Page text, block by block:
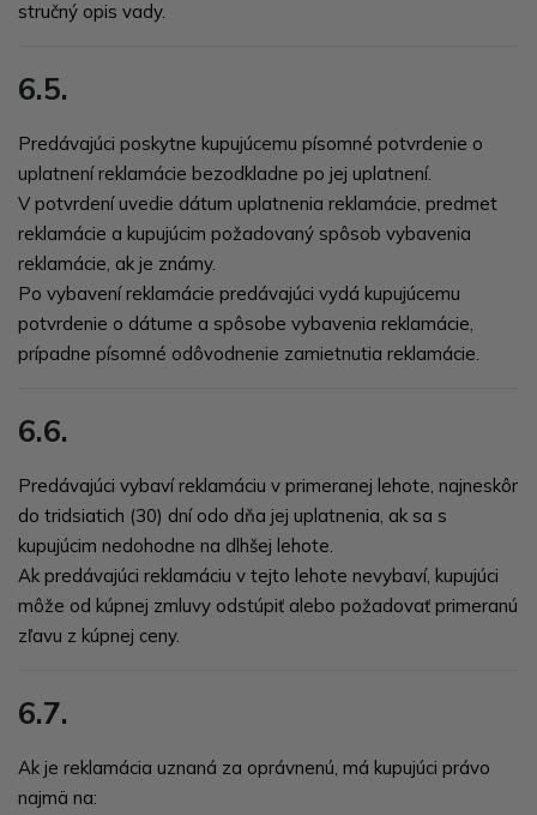
stručný opis vady.
6.5.
Predávajúci poskytne kupujúcemu písomné potvrdenie o
uplatnení reklamácie bezodkladne po jej uplatnení.
V potvrdení uvedie dátum uplatnenia reklamácie, predmet
reklamácie a kupujúcim požadovaný spôsob vybavenia
reklamácie, ak je známy.
Po vybavení reklamácie predávajúci vydá kupujúcemu
potvrdenie o dátume a spôsobe vybavenia reklamácie,
prípadne písomné odôvodnenie zamietnutia reklamácie.
6.6.
Predávajúci vybaví reklamáciu v primeranej lehote, najneskôr
do tridsiatich (30) dní odo dňa jej uplatnenia, ak sa s
kupujúcim nedohodne na dlhšej lehote.
Ak predávajúci reklamáciu v tejto lehote nevybaví, kupujúci
môže od kúpnej zmluvy odstúpiť alebo požadovať primeranú
zľavu z kúpnej ceny.
6.7.
Ak je reklamácia uznaná za oprávnenú, má kupujúci právo
najmä na: